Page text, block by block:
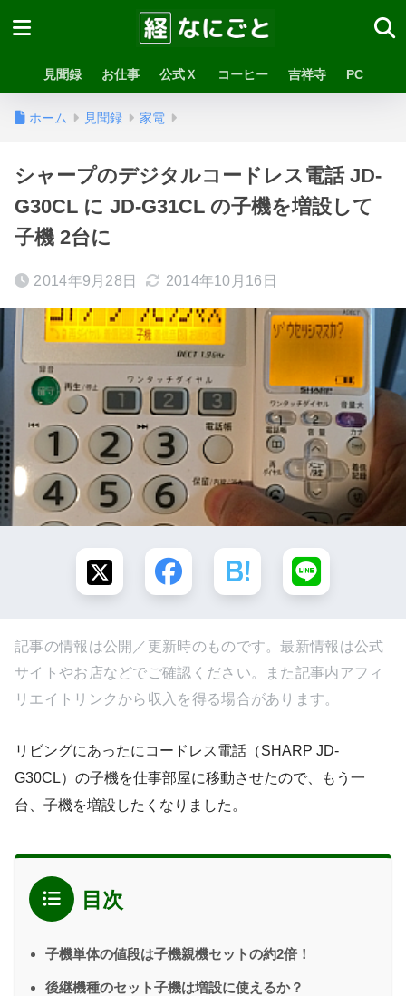
見聞録 お仕事 公式Ｘ コーヒー 吉祥寺 PC
ホーム 見聞録 家電
シャープのデジタルコードレス電話 JD-
G30CL に JD-G31CL の子機を増設して
子機 2台に
2014年9月28日 2014年10月16日
記事の情報は公開／更新時のものです。最新情報は公式
サイトやお店などでご確認ください。また記事内アフィ
リエイトリンクから収入を得る場合があります。
リビングにあったにコードレス電話（SHARP JD-
G30CL）の子機を仕事部屋に移動させたので、もう一
台、子機を増設したくなりました。
目次
子機単体の値段は子機親機セットの約2倍！
後継機種のセット子機は増設に使えるか？